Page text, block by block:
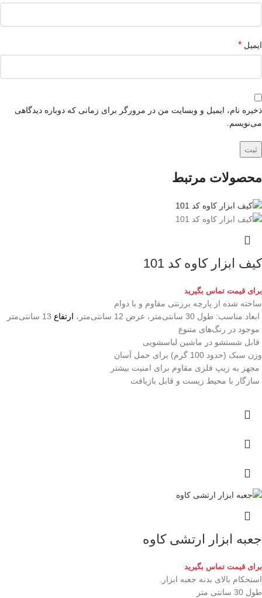
ایمیل *
ذخیره نام، ایمیل و وبسایت من در مرورگر برای زمانی که دوباره دیدگاهی
می‌نویسم.
محصولات مرتبط
کیف ابزار کاوه کد 101
برای قیمت تماس بگیرید
ساخته شده از پارچه برزنتی مقاوم و با دوام
ابعاد مناسب: طول 30 سانتی‌متر، عرض 12 سانتی‌متر،
ارتفاع
موجود در رنگ‌های متنوع
قابل شستشو در ماشین لباسشویی
وزن سبک (حدود 100 گرم) برای حمل آسان
مجهز به زیپ فلزی مقاوم برای امنیت بیشتر
سازگار با محیط زیست و قابل بازیافت
جعبه ابزار ارتشی کاوه
برای قیمت تماس بگیرید
استحکام بالای بدنه جعبه ابزار.
طول 30 سانتی متر